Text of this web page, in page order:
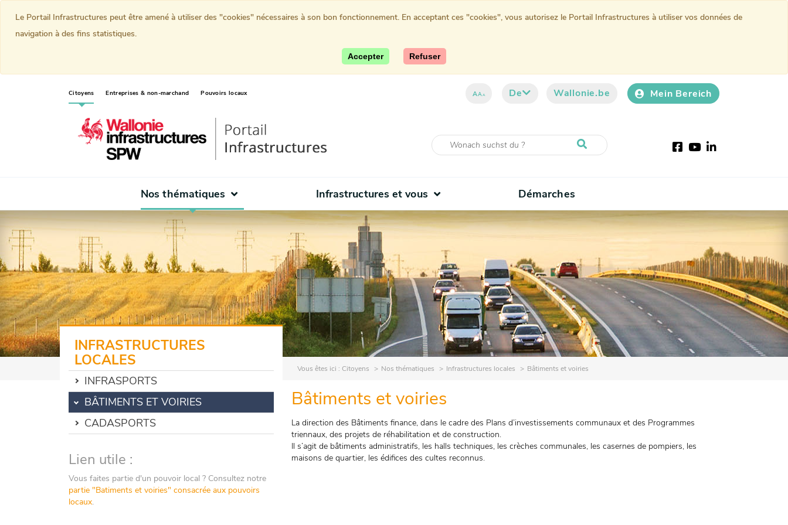
Citoyens(current)Entreprises & non-marchand Pouvoirs locaux AAA De Wallonie.be Mein Bereich
Facebook
YoutubeLinkedIn
Nos thématiques Infrastructures et vous Démarches
Vous êtes ici : Citoyens Nos thématiques Infrastructures locales Bâtiments et voiries
INFRASTRUCTURES
LOCALES
INFRASPORTS
BÂTIMENTS ET VOIRIES
CADASPORTS
Lien utile :
Vous faites partie d'un pouvoir local ? Consultez notre
partie "Batiments et voiries" consacrée aux pouvoirs
locaux.
Bâtiments et voiries
La direction des Bâtiments finance, dans le cadre des Plans d’investissements communaux et des Programmes
triennaux, des projets de réhabilitation et de construction.
Il s’agit de bâtiments administratifs, les halls techniques, les crèches communales, les casernes de pompiers, les
maisons de quartier, les édifices des cultes reconnus.
Le Portail Infrastructures peut être amené à utiliser des "cookies" nécessaires à son bon fonctionnement. En acceptant ces "cookies", vous autorisez le Portail Infrastructures à utiliser vos données de
navigation à des fins statistiques.
Accepter Refuser